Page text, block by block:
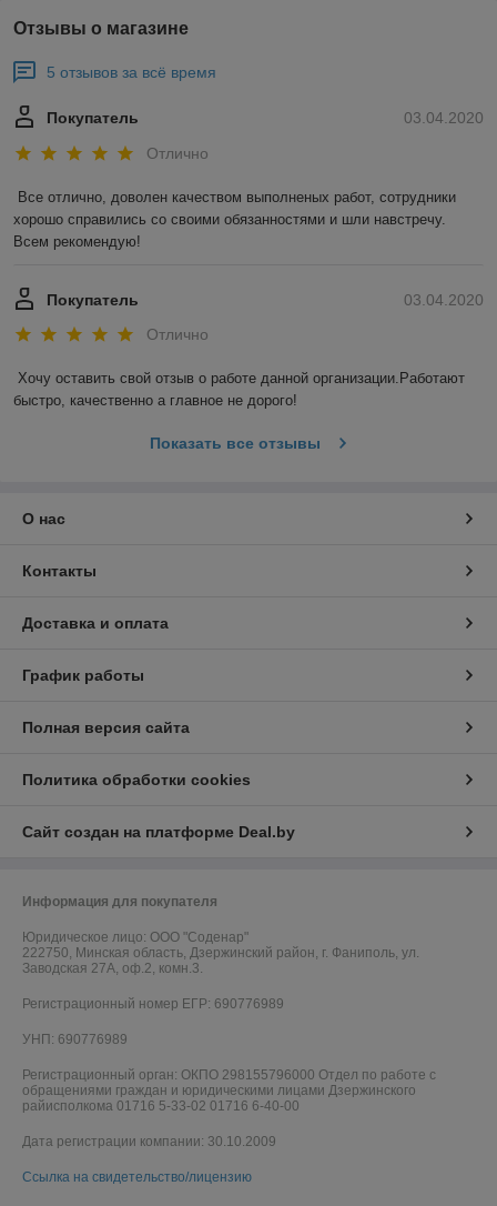
Отзывы о магазине
5 отзывов за всё время
03.04.2020
Покупатель
Отлично
Все отлично, доволен качеством выполненых работ, сотрудники
хорошо справились со своими обязанностями и шли навстречу.
Всем рекомендую!
03.04.2020
Покупатель
Отлично
Хочу оставить свой отзыв о работе данной организации.Работают
быстро, качественно а главное не дорого!
Показать все отзывы
О нас
Контакты
Доставка и оплата
График работы
Полная версия сайта
Политика обработки cookies
Сайт создан на платформе Deal.by
Информация для покупателя
Юридическое лицо: ООО "Соденар"
222750, Минская область, Дзержинский район, г. Фаниполь, ул.
Заводская 27А, оф.2, комн.3.
Регистрационный номер ЕГР: 690776989
УНП: 690776989
Регистрационный орган: ОКПО 298155796000 Отдел по работе с
обращениями граждан и юридическими лицами Дзержинского
райисполкома 01716 5-33-02 01716 6-40-00
Дата регистрации компании: 30.10.2009
Ссылка на свидетельство/лицензию